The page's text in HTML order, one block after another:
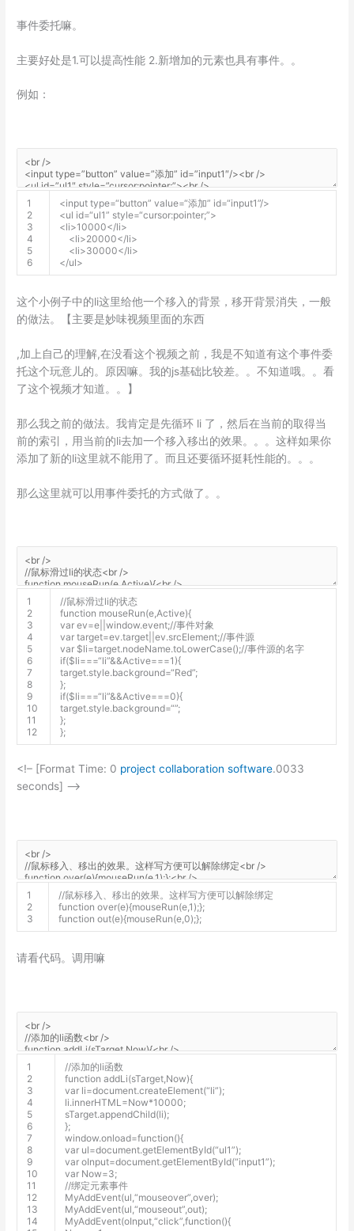
事件委托嘛。
主要好处是1.可以提高性能 2.新增加的元素也具有事件。。
例如：
1
2
3
4
5
6
<inputtype=“button” value=“添加” id=“input1”/>
<ul id=“ul1” style=“cursor:pointer;”>
<li>10000</li>
<li>20000</li>
<li>30000</li>
</ul>
这个小例子中的li这里给他一个移入的背景，移开背景消失，一般
的做法。【主要是妙味视频里面的东西
a
n
t
b
i
o
i
-
,加上自己的理解,在没看这个视频之前，我是不知道有这个事件委
托这个玩意儿的。原因嘛。我的js基础比较差。。不知道哦。。看
了这个视频才知道。。】
那么我之前的做法。我肯定是先循环 li 了，然后在当前的取得当
前的索引，用当前的li去加一个移入移出的效果。。。这样如果你
添加了新的li这里就不能用了。而且还要循环挺耗性能的。。。
那么这里就可以用事件委托的方式做了。。
1
2
3
4
5
6
7
8
9
10
11
12
//鼠标滑过li的状态
function mouseRun(e,Active){
var ev=e ||window.event;//事件对象
var target=ev.target ||ev.srcElement;//事件源
var $li=target.nodeName.toLowerCase();//事件源的名字
if($li===“li”&&Active===1 ){
target.style.background=“Red”;
};
if($li===“li”&&Active===0){
target.style.background=“”;
};
};
<!– [Format Time: 0 project collaboration software.0033
seconds] –>
1
2
3
//鼠标移入、移出的效果。这样写方便可以解除绑定
function over(e){mouseRun(e,1 );};
function out(e){mouseRun(e,0);};
请看代码。调用嘛
1
2
3
4
5
6
7
8
9
10
11
12
13
14
//添加的li函数
function addLi(sTarget Now){
var li=document.createElement(“li”);
li.innerHTML =Now*10000;
sTarget.appendChild(li);
};
window.onload=function(){
var ul=document.getElementById(“ul1”);
var oInput=document.getElementById(“input1”);
var Now=3;
//绑定元素事件
MyAddEvent(ul ,“mouseover” ,over);
MyAddEvent(ul ,“mouseout” ,out);
MyAddEvent(oInput ,“click” ,function(){